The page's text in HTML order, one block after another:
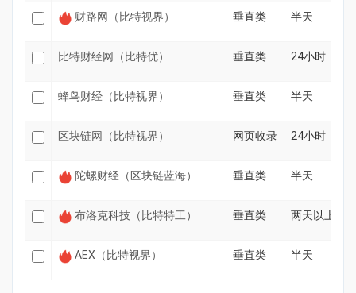
财路网（比特视界） 垂直类 半天
比特财经网（比特优） 垂直类 24小时
蜂鸟财经（比特视界） 垂直类 半天
区块链网（比特视界） 网页收录 24小时
陀螺财经（区块链蓝海） 垂直类 半天
布洛克科技（比特特工） 垂直类 两天以上
AEX（比特视界） 垂直类 半天